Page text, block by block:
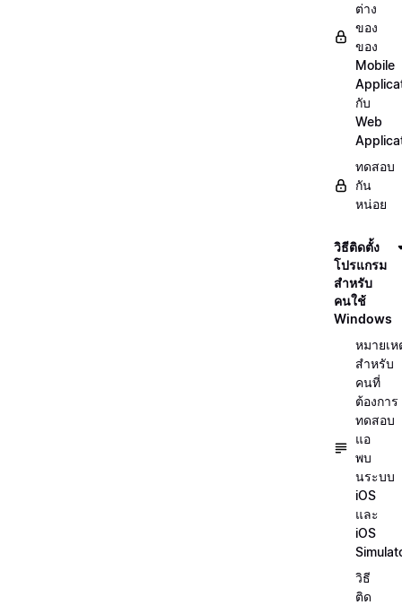
ต่าง
ของ
ของ
Mobile
กับ
Web
ทดสอบ
กัน
หน่อย
วิธีติดตั้ง
โปรแกรม
สำหรับ
คนใช้
Windows
หมายเห
สำหรับ
คนที่
ต้องการ
ทดสอบ
แอ
พบ
นระบบ
iOS
และ
iOS
วิธี
ติด